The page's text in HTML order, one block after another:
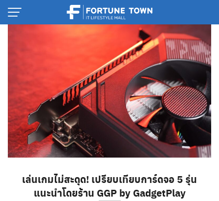
Skip
English
เล่นเกมไม่สะดุด! เปรียบเทียบการ์ดจอ 5 รุ่น
แนะนำโดยร้าน GGP by GadgetPlay